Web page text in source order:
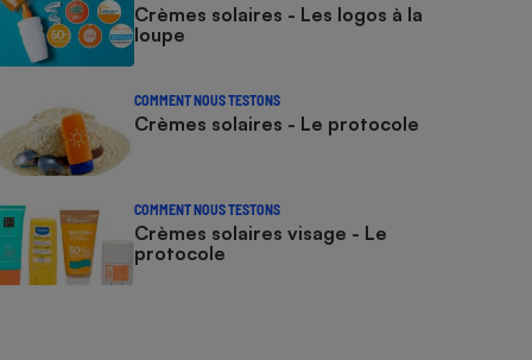
Crèmes solaires - Les logos à la
loupe
COMMENT NOUS TESTONS
Crèmes solaires - Le protocole
COMMENT NOUS TESTONS
Crèmes solaires visage - Le
protocole